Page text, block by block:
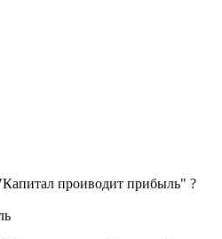
проиводит прибыль" ?